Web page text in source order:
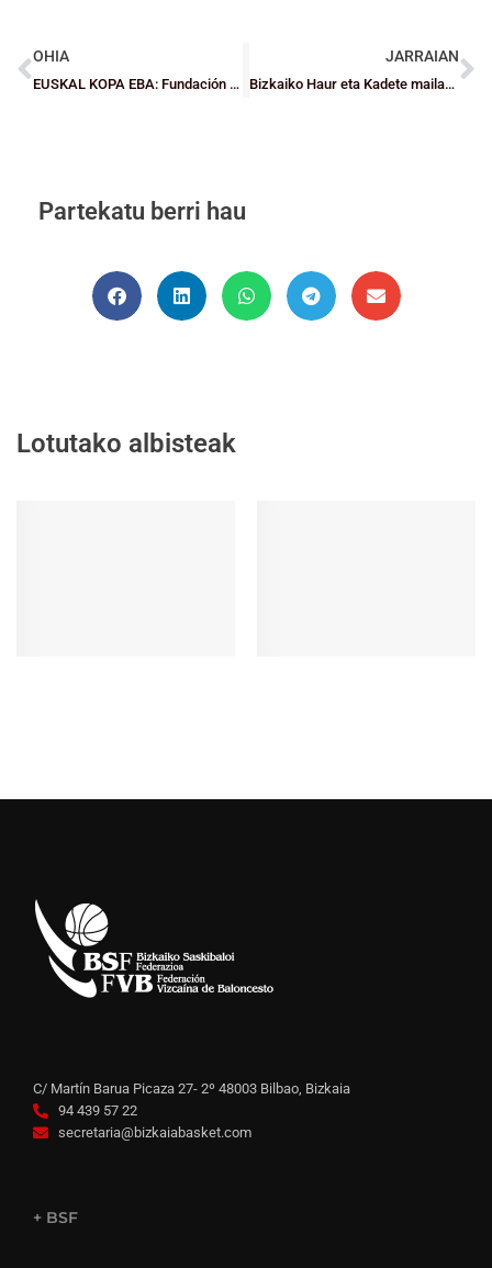
OHIA
EUSKAL KOPA EBA: Fundación Bilbao Basket eta Getxo ST, Lauko Finalera
JARRAIAN
Bizkaiko Haur eta Kadete mailako aurreselekzioak
Partekatu berri hau
Lotutako albisteak
C/ Martín Barua Picaza 27- 2º 48003 Bilbao, Bizkaia
94 439 57 22
secretaria@bizkaiabasket.com
+ BSF